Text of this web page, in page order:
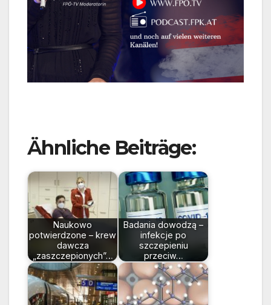
Ähnliche Beiträge:
Naukowo
potwierdzone – krew
dawcza
„zaszczepionych”…
Badania dowodzą –
infekcje po
szczepieniu
przeciw…